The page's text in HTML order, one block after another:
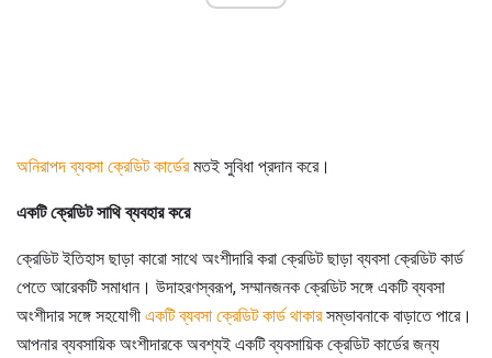
অনিরাপদ ব্যবসা ক্রেডিট কার্ডেরমতই সুবিধা প্রদান করে।
একটি ক্রেডিট সাথি ব্যবহার করে
ক্রেডিট ইতিহাস ছাড়া কারো সাথে অংশীদারি করা ক্রেডিট ছাড়া ব্যবসা ক্রেডিট কার্ড
পেতে আরেকটি সমাধান। উদাহরণস্বরূপ, সম্মানজনক ক্রেডিট সঙ্গে একটি ব্যবসা
অংশীদার সঙ্গে সহযোগী একটি ব্যবসা ক্রেডিট কার্ড থাকারসম্ভাবনাকে বাড়াতে পারে।
আপনার ব্যবসায়িক অংশীদারকে অবশ্যই একটি ব্যবসায়িক ক্রেডিট কার্ডের জন্য